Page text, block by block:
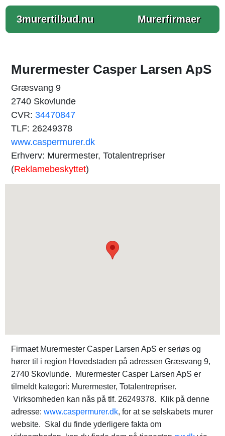
3murertilbud.nu Murerfirmaer
Murermester Casper Larsen ApS
Græsvang 9
2740 Skovlunde
CVR: 34470847
TLF: 26249378
www.caspermurer.dk
Erhverv: Murermester, Totalentrepriser
(Reklamebeskyttet)
Firmaet Murermester Casper Larsen ApS er seriøs og
hører til i region Hovedstaden på adressen Græsvang 9,
2740 Skovlunde. Murermester Casper Larsen ApS er
tilmeldt kategori: Murermester, Totalentrepriser.
Virksomheden kan nås på tlf. 26249378. Klik på denne
adresse: www.caspermurer.dk, for at se selskabets murer
website. Skal du finde yderligere fakta om